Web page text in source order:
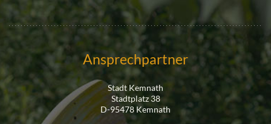
Ansprechpartner
Stadt Kemnath
Stadtplatz 38
D-95478 Kemnath